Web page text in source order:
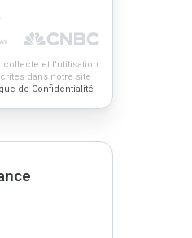
collecte et l'utilisation
dans notre site
de Confidentialité